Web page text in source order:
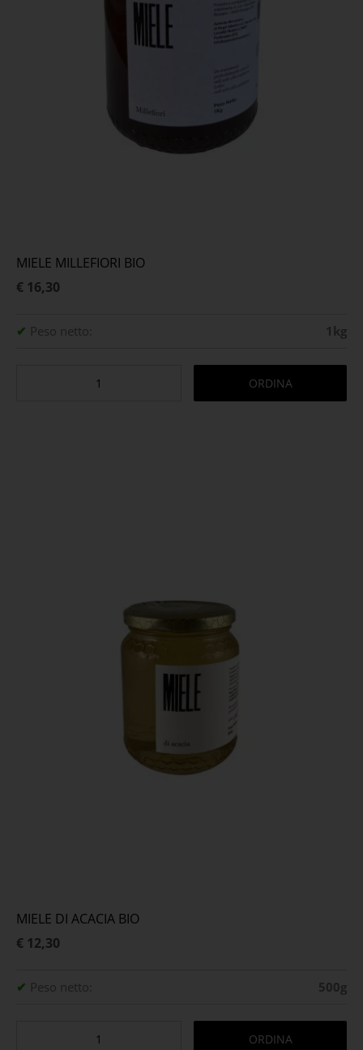
MIELE MILLEFIORI BIO
€ 16,30
✔ Peso netto: 1kg
ORDINA
MIELE DI ACACIA BIO
€ 12,30
✔ Peso netto: 500g
ORDINA